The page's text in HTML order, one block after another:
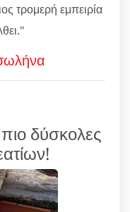
τρομερή εμπειρία
δύσκολες